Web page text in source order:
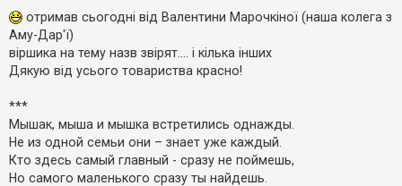
з
в
і
д
п
о
і
е
й
в
і
д
о
м
л
н
отримав сьогодні від Валентини Марочкіної (наша колега з
Аму-Дар'ї)
віршика на тему назв звірят.... і кілька інших
Дякую від усього товариства красно!
***
Мышак, мыша и мышка встретились однажды.
Не из одной семьи они – знает уже каждый.
Кто здесь самый главный - сразу не поймешь,
Но самого маленького сразу ты найдешь.